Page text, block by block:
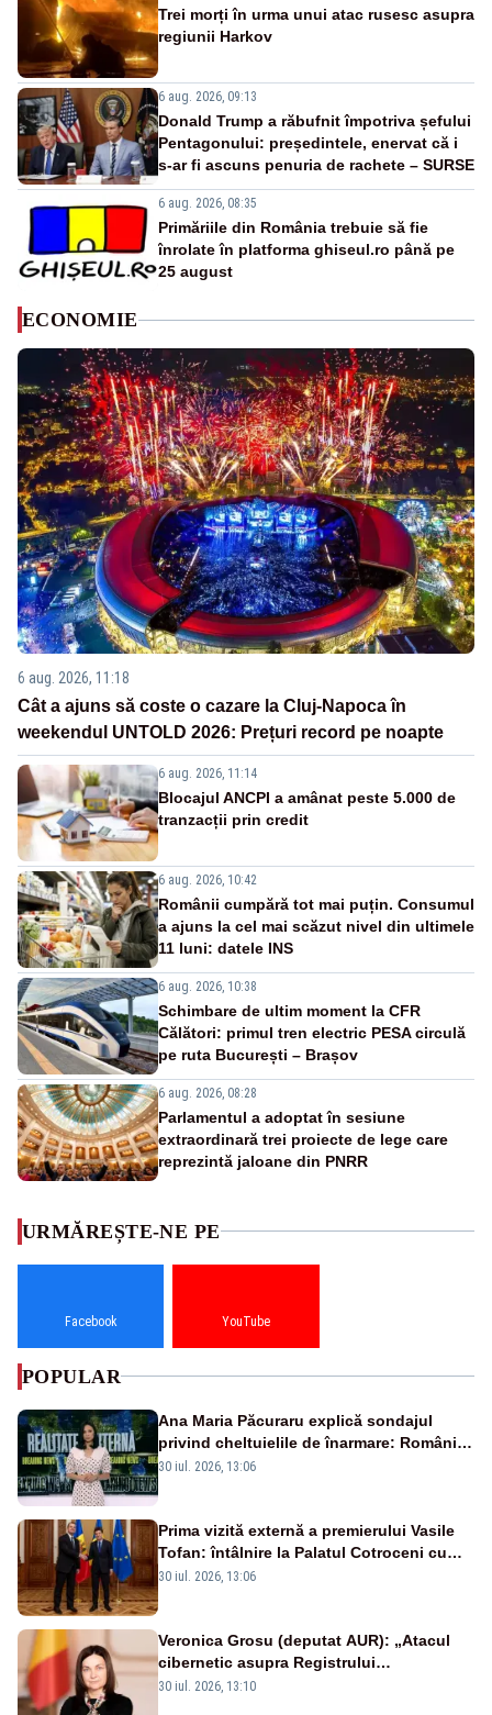
Trei morți în urma unui atac rusesc asupra
regiunii Harkov
6 aug. 2026, 09:13
Donald Trump a răbufnit împotriva șefului
Pentagonului: președintele, enervat că i
s-ar fi ascuns penuria de rachete – SURSE
6 aug. 2026, 08:35
Primăriile din România trebuie să fie
înrolate în platforma ghiseul.ro până pe
25 august
ECONOMIE
6 aug. 2026, 11:18
Cât a ajuns să coste o cazare la Cluj-Napoca în
weekendul UNTOLD 2026: Prețuri record pe noapte
6 aug. 2026, 11:14
Blocajul ANCPI a amânat peste 5.000 de
tranzacții prin credit
6 aug. 2026, 10:42
Românii cumpără tot mai puțin. Consumul
a ajuns la cel mai scăzut nivel din ultimele
11 luni: datele INS
6 aug. 2026, 10:38
Schimbare de ultim moment la CFR
Călători: primul tren electric PESA circulă
pe ruta București – Brașov
6 aug. 2026, 08:28
Parlamentul a adoptat în sesiune
extraordinară trei proiecte de lege care
reprezintă jaloane din PNRR
URMĂREȘTE-NE PE
Facebook YouTube
POPULAR
Ana Maria Păcuraru explică sondajul
privind cheltuielile de înarmare: Românii
cer transparență în achiziții și un echilibru
30 iul. 2026, 13:06
Prima vizită externă a premierului Vasile
Tofan: întâlnire la Palatul Cotroceni cu
președintele Nicușor Dan
30 iul. 2026, 13:06
Veronica Grosu (deputat AUR): „Atacul
cibernetic asupra Registrului
Proprietăților transmite un semnal de
30 iul. 2026, 13:10